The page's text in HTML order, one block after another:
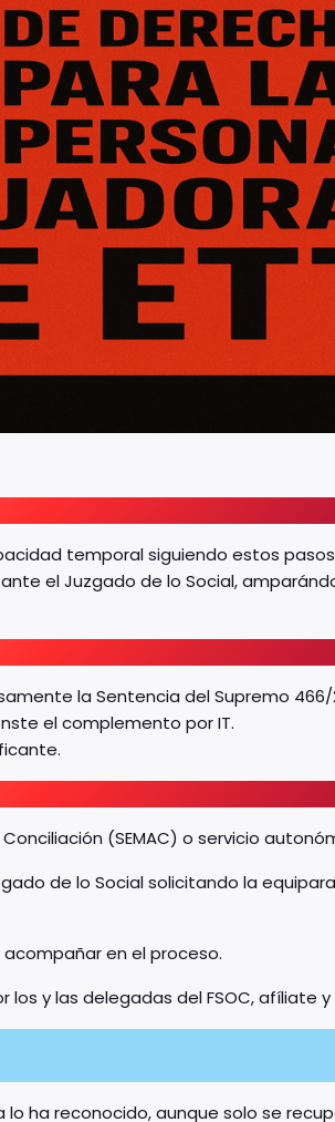
temporal siguiendo estos
el Juzgado de lo Social,
la Sentencia del Supremo
el complemento por IT.
(SEMAC) o servicio
de lo Social solicitando la
en el proceso.
y las delegadas del FSOC, afíliate
ha reconocido, aunque solo se